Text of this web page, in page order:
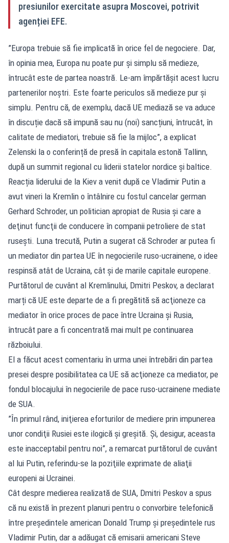
presiunilor exercitate asupra Moscovei, potrivit
agenției EFE.
”Europa trebuie să fie implicată în orice fel de negociere. Dar,
în opinia mea, Europa nu poate pur și simplu să medieze,
întrucât este de partea noastră. Le-am împărtășit acest lucru
partenerilor noștri. Este foarte periculos să medieze pur și
simplu. Pentru că, de exemplu, dacă UE mediază se va aduce
în discuție dacă să impună sau nu (noi) sancțiuni, întrucât, în
calitate de mediatori, trebuie să fie la mijloc”, a explicat
Zelenski la o conferință de presă în capitala estonă Tallinn,
după un summit regional cu liderii statelor nordice și baltice.
Reacția liderului de la Kiev a venit după ce Vladimir Putin a
avut vineri la Kremlin o întâlnire cu fostul cancelar german
Gerhard Schroder, un politician apropiat de Rusia şi care a
deţinut funcţii de conducere în companii petroliere de stat
ruseşti. Luna trecută, Putin a sugerat că Schroder ar putea fi
un mediator din partea UE în negocierile ruso-ucrainene, o idee
respinsă atât de Ucraina, cât şi de marile capitale europene.
Purtătorul de cuvânt al Kremlinului, Dmitri Peskov, a declarat
marți că UE este departe de a fi pregătită să acţioneze ca
mediator în orice proces de pace între Ucraina şi Rusia,
întrucât pare a fi concentrată mai mult pe continuarea
războiului.
El a făcut acest comentariu în urma unei întrebări din partea
presei despre posibilitatea ca UE să acţioneze ca mediator, pe
fondul blocajului în negocierile de pace ruso-ucrainene mediate
de SUA.
”În primul rând, iniţierea eforturilor de mediere prin impunerea
unor condiţii Rusiei este ilogică şi greşită. Şi, desigur, aceasta
este inacceptabil pentru noi”, a remarcat purtătorul de cuvânt
al lui Putin, referindu-se la poziţiile exprimate de aliaţii
europeni ai Ucrainei.
Cât despre medierea realizată de SUA, Dmitri Peskov a spus
că nu există în prezent planuri pentru o convorbire telefonică
între preşedintele american Donald Trump şi preşedintele rus
Vladimir Putin, dar a adăugat că emisarii americani Steve